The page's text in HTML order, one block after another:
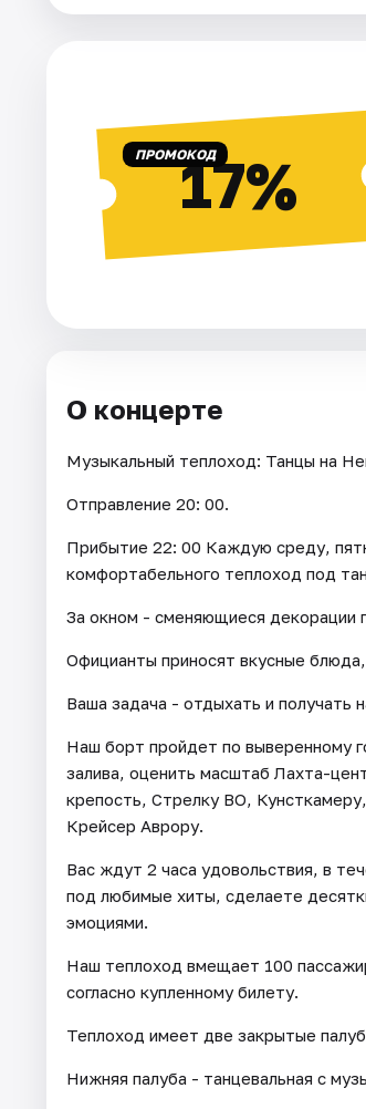
Артисты
Рейтинги
ПРОМОКОД17%
О концерте
Музыкальный теплоход: Танцы на
Отправление 20: 00.
Прибытие 22: 00 Каждую среду,
комфортабельного теплоход под
За окном - сменяющиеся декорации
Официанты приносят вкусные
Ваша задача - отдыхать и получать
Наш борт пройдет по выверенному
залива, оценить масштаб Лахта-
крепость, Стрелку ВО,
Крейсер Аврору.
Вас ждут 2 часа удовольствия, в
под любимые хиты, сделаете
эмоциями.
Наш теплоход вмещает 100
согласно купленному билету.
Теплоход имеет две закрытые
Нижняя палуба - танцевальная с